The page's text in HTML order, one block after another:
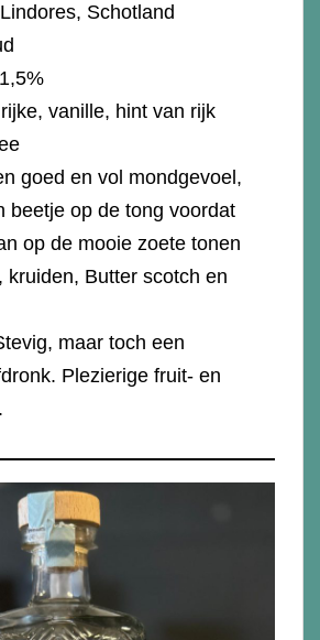
Lindores, Schotland
vanille, hint van rijk
goed en vol mondgevoel,
beetje op de tong voordat
op de mooie zoete tonen
kruiden, Butter scotch en
maar toch een
Plezierige fruit- en